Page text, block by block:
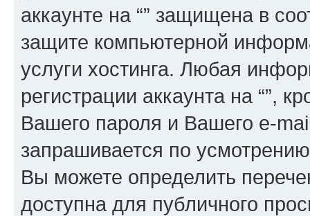
аккаунте на “” защищена в
защите компьютерной
услуги хостинга. Любая
регистрации аккаунта на “”,
Вашего пароля и Вашего e-
запрашивается по
Вы можете определить
доступна для публичного